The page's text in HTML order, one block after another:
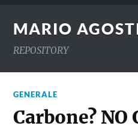
MARIO
REPOSITORY
GENERALE
Carbone? NO